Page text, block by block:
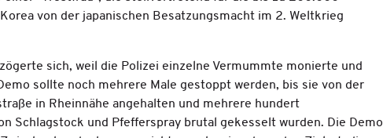
von der japanischen Besatzungsmacht im 2. Weltkrieg
sich, weil die Polizei einzelne Vermummte monierte und
sollte noch mehrere Male gestoppt werden, bis sie von der
in Rheinnähe angehalten und mehrere hundert
Schlagstock und Pfefferspray brutal gekesselt wurden. Die Demo